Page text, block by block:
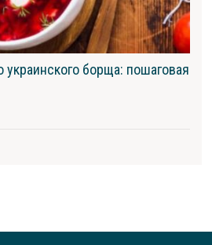
украинского борща: пошаговая